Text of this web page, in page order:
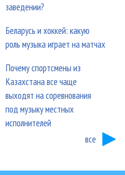
заведении?
Беларусь и хоккей: какую
роль музыка играет на матчах
Почему спортсмены из
Казахстана все чаще
выходят на соревнования
под музыку местных
исполнителей
все